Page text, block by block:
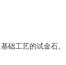
础工艺的试金石。